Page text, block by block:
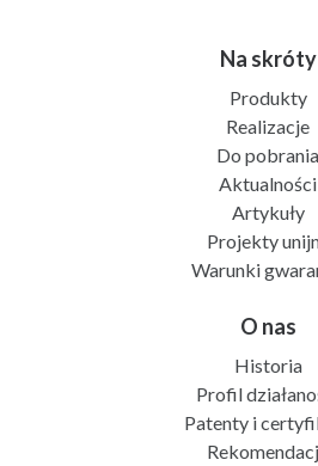
Na skróty
Produkty
Realizacje
Do pobrania
Aktualności
Artykuły
Projekty
Warunki
O nas
Historia
Profil
Patenty i